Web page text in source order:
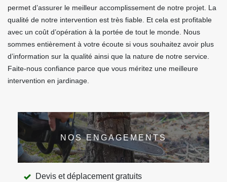
permet d’assurer le meilleur accomplissement de notre projet. La
qualité de notre intervention est très fiable. Et cela est profitable
avec un coût d’opération à la portée de tout le monde. Nous
sommes entièrement à votre écoute si vous souhaitez avoir plus
d’information sur la qualité ainsi que la nature de notre service.
Faite-nous confiance parce que vous méritez une meilleure
intervention en jardinage.
NOS ENGAGEMENTS
Devis et déplacement gratuits